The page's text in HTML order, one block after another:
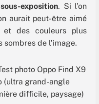
sous-exposition. Si l’on
aurait peut-être aimé
des couleurs plus
de l’image.